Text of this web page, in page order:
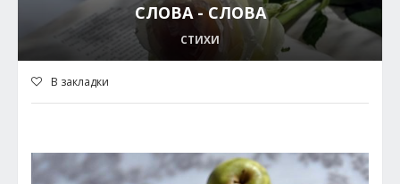
СЛОВА - СЛОВА
СТИХИ
В закладки